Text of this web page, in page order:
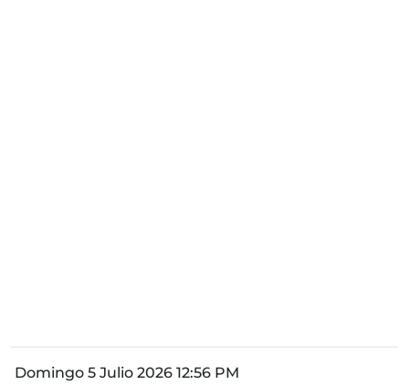
Domingo 5 Julio 2026 12:56 PM